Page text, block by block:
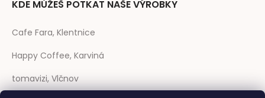
KDE MŮŽEŠ POTKAT NAŠE VÝROBKY
Cafe Fara, Klentnice
Happy Coffee, Karviná
tomavizi, Vlčnov